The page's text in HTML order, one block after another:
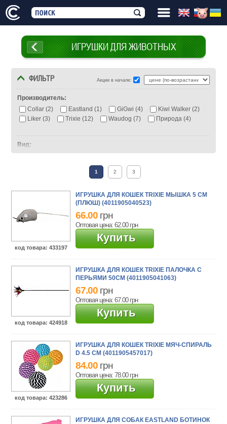
ИГРУШКИ ДЛЯ ЖИВОТНЫХ
ФИЛЬТР Акции в начале:
Производитель:
Collar (2)
Eastland (1) GiGwi (4)
Kiwi Walker (2)
Liker (3)
Trixie (12) Waudog (7) Природа (4)
Вид:
Для кошек (5)
Для собак (60)
1 2 3
код товара: 433197
ИГРУШКА ДЛЯ КОШЕК TRIXIE МЫШКА 5 СМ
(ПЛЮШ) (4011905040523)
66.00 грн
Оптовая цена: 62.00 грн
Купить
код товара: 424918
ИГРУШКА ДЛЯ КОШЕК TRIXIE ПАЛОЧКА С
ПЕРЬЯМИ 50СМ (4011905041063)
67.00 грн
Оптовая цена: 67.00 грн
Купить
код товара: 423286
ИГРУШКА ДЛЯ КОШЕК TRIXIE МЯЧ-СПИРАЛЬ
D 4.5 СМ (4011905457017)
84.00 грн
Оптовая цена: 78.00 грн
Купить
ИГРУШКА ДЛЯ СОБАК EASTLAND БОТИНОК